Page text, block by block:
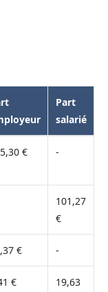
Part
salarié
€ -
101,27
€
€ -
€
19,63